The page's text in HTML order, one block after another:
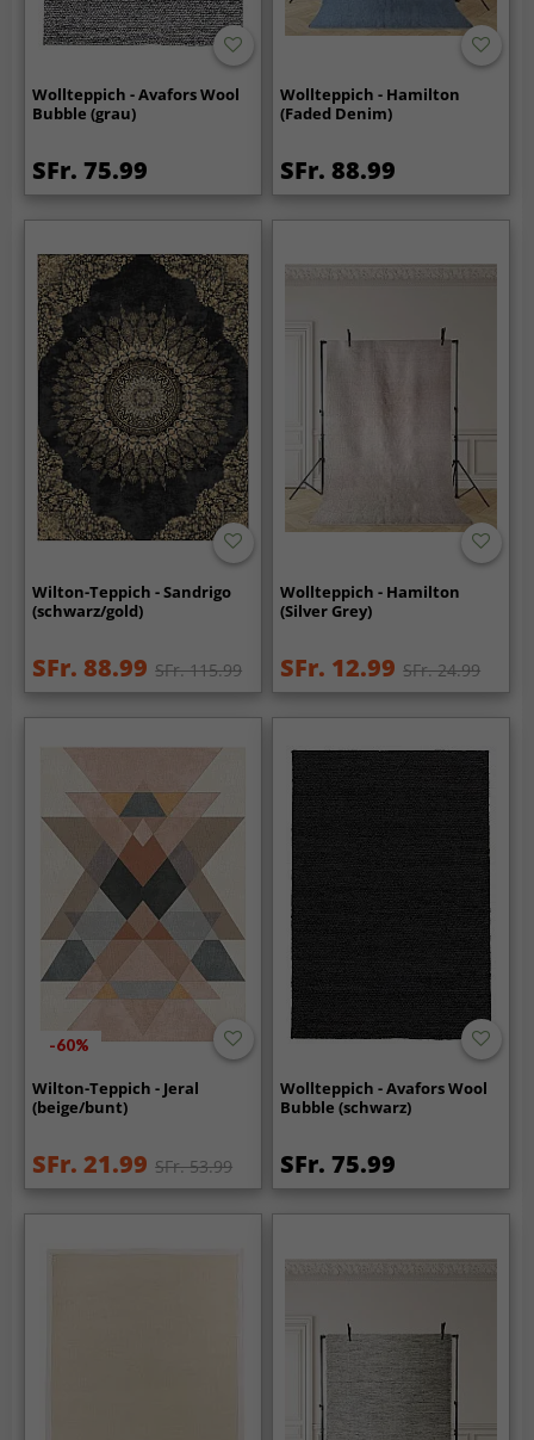
Wollteppich - Avafors Wool
Bubble (grau)
SFr. 75.99
Wollteppich - Hamilton
(Faded Denim)
SFr. 88.99
Wilton-Teppich - Sandrigo
(schwarz/gold)
SFr. 88.99 SFr. 115.99
Wollteppich - Hamilton
(Silver Grey)
SFr. 12.99 SFr. 24.99
-60%
Wilton-Teppich - Jeral
(beige/bunt)
SFr. 21.99 SFr. 53.99
Wollteppich - Avafors Wool
Bubble (schwarz)
SFr. 75.99